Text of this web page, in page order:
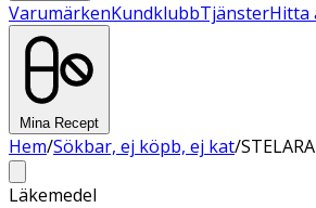
VarumärkenKundklubbTjänsterHitta
Mina Recept
Hem/Sökbar, ej köpb, ej kat/STELARA
Läkemedel